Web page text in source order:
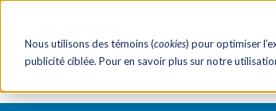
Nous utilisons des témoins (cookies) pour optimiser
publicité ciblée. Pour en savoir plus sur notre